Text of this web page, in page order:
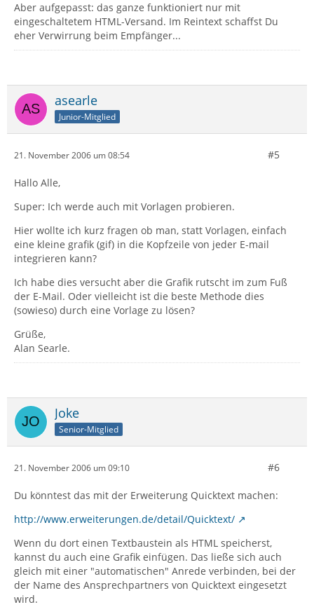
Aber aufgepasst: das ganze funktioniert nur mit
eingeschaltetem HTML-Versand. Im Reintext schaffst Du
eher Verwirrung beim Empfänger...
asearle
Junior-Mitglied
21. November 2006 um 08:54 #5
Hallo Alle,
Super: Ich werde auch mit Vorlagen probieren.
Hier wollte ich kurz fragen ob man, statt Vorlagen, einfach
eine kleine grafik (gif) in die Kopfzeile von jeder E-mail
integrieren kann?
Ich habe dies versucht aber die Grafik rutscht im zum Fuß
der E-Mail. Oder vielleicht ist die beste Methode dies
(sowieso) durch eine Vorlage zu lösen?
Grüße,
Alan Searle.
Joke
Senior-Mitglied
21. November 2006 um 09:10 #6
Du könntest das mit der Erweiterung Quicktext machen:
http://www.erweiterungen.de/detail/Quicktext/
Wenn du dort einen Textbaustein als HTML speicherst,
kannst du auch eine Grafik einfügen. Das ließe sich auch
gleich mit einer "automatischen" Anrede verbinden, bei der
der Name des Ansprechpartners von Quicktext eingesetzt
wird.